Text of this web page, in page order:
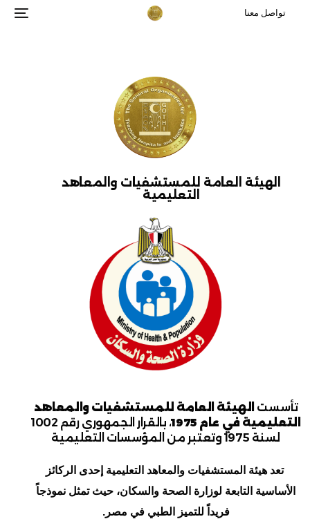
تواصل معنا
الهيئة العامة للمستشفيات والمعاهد
التعليمية​​
تأسست الهيئة العامة للمستشفيات والمعاهد
التعليمية في عام 1975
، بالقرار الجمهوري رقم 1002
لسنة 1975 وتعتبر من المؤسسات التعليمية
تعد هيئة المستشفيات والمعاهد التعليمية إحدى الركائز
الأساسية التابعة لوزارة الصحة والسكان، حيث تمثل نموذجاً
فريداً للتميز الطبي في مصر.